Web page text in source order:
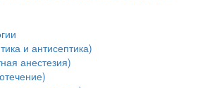
находиться с детьми в
Госдуму
и антисептика)
анестезия)